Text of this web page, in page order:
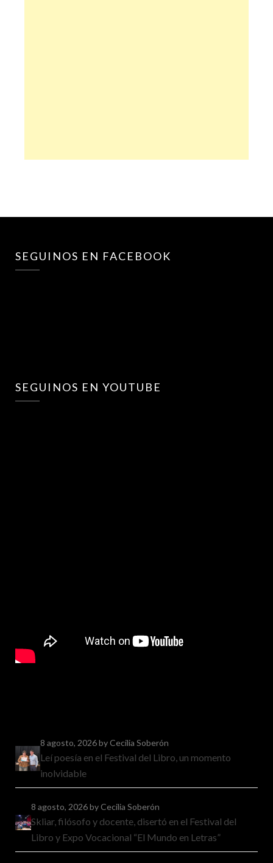
SEGUINOS EN FACEBOOK
SEGUINOS EN YOUTUBE
8 agosto, 2026by Cecilia Soberón
Leí poesía en el Festival del Libro, un momento
inolvidable
8 agosto, 2026by Cecilia Soberón
Skliar, filósofo y docente, disertó en el Festival del
Libro y Expo Vocacional “El Mundo en Letras”